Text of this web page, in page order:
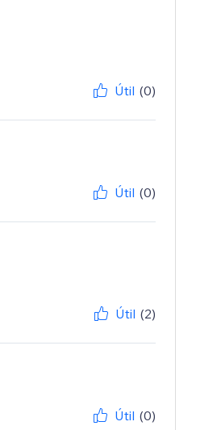
Útil (0)
Útil (0)
Útil (2)
Útil (0)